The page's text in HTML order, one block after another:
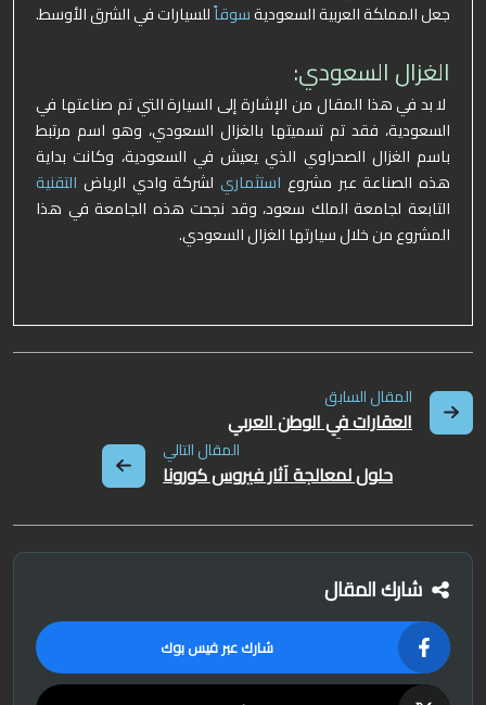
جعل المملكة العربية السعوديةسوقاًللسيارات في الشرق الأوسط.
الغزال السعودي:
لا بد في هذا المقال من الإشارة إلى السيارة التي تم صناعتها في
السعودية، فقد تم تسميتها بالغزال السعودي، وهو اسم مرتبط
باسم الغزال الصحراوي الذي يعيش في السعودية، وكانت بداية
هذه الصناعة عبر مشروع استثماري لشركة وادي الرياض التقنية
التابعة لجامعة الملك سعود، وقد نجحت هذه الجامعة في هذا
المشروع من خلال سيارتها الغزال السعودي.
المقال السابق
العقارات في الوطن العربي
الاغلى ثمناً
المقال التالي
حلول لمعالجة آثار فيروس كورونا
شارك المقال
شارك عبر فيس بوك